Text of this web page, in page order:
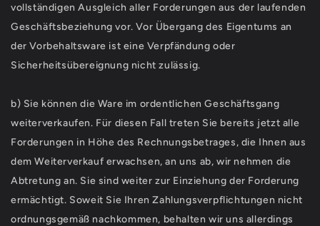
vollständigen Ausgleich aller Forderungen aus der laufenden
Geschäftsbeziehung vor. Vor Übergang des Eigentums an
der Vorbehaltsware ist eine Verpfändung oder
Sicherheitsübereignung nicht zulässig.
b) Sie können die Ware im ordentlichen Geschäftsgang
weiterverkaufen. Für diesen Fall treten Sie bereits jetzt alle
Forderungen in Höhe des Rechnungsbetrages, die Ihnen aus
dem Weiterverkauf erwachsen, an uns ab, wir nehmen die
Abtretung an. Sie sind weiter zur Einziehung der Forderung
ermächtigt. Soweit Sie Ihren Zahlungsverpflichtungen nicht
ordnungsgemäß nachkommen, behalten wir uns allerdings